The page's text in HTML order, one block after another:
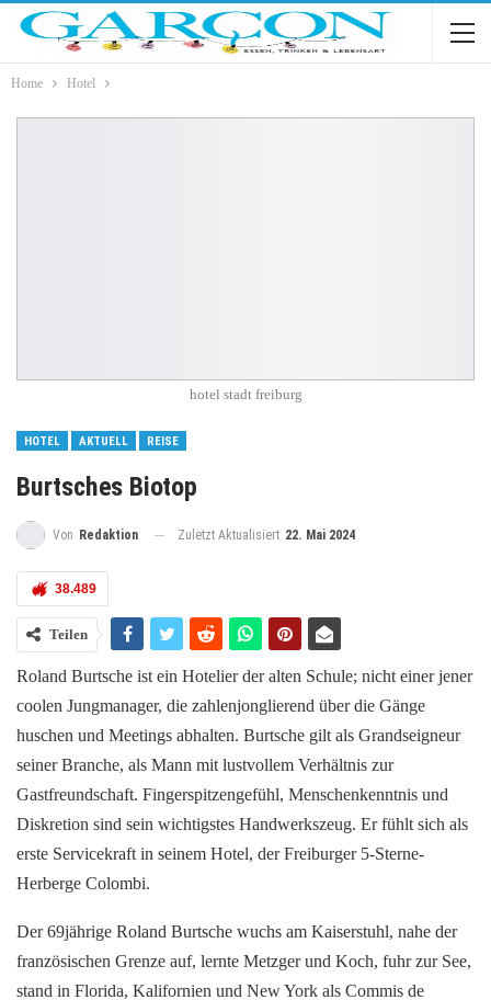
Home Hotel
hotel stadt freiburg
HOTEL AKTUELL REISE
Burtsches Biotop
Von Redaktion Zuletzt Aktualisiert 22. Mai 2024
38.489
Teilen
Roland Burtsche ist ein Hotelier der alten Schule; nicht einer jener
coolen Jungmanager, die zahlenjonglierend über die Gänge
huschen und Meetings abhalten. Burtsche gilt als Grandseigneur
seiner Branche, als Mann mit lustvollem Verhältnis zur
Gastfreundschaft. Fingerspitzengefühl, Menschenkenntnis und
Diskretion sind sein wichtigstes Handwerkszeug. Er fühlt sich als
erste Servicekraft in seinem Hotel, der Freiburger 5-Sterne-
Herberge Colombi.
Der 69jährige Roland Burtsche wuchs am Kaiserstuhl, nahe der
französischen Grenze auf, lernte Metzger und Koch, fuhr zur See,
stand in Florida, Kalifornien und New York als Commis de